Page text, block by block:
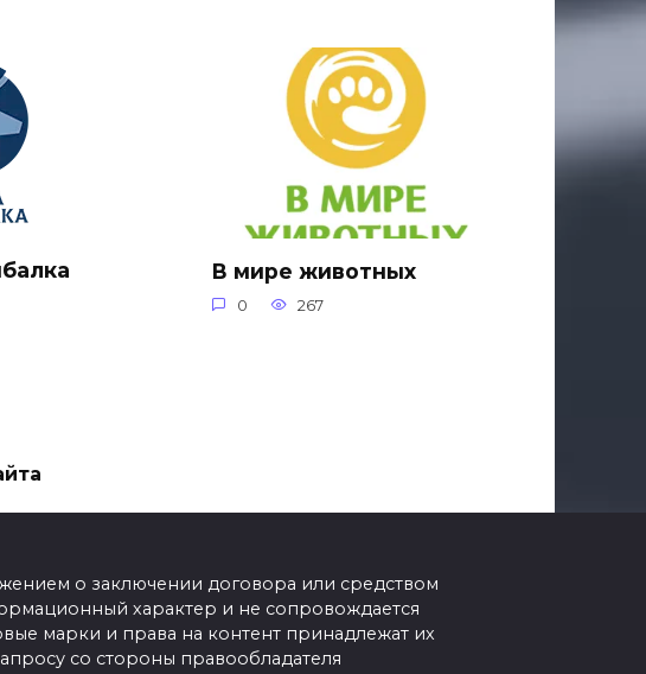
В мире животных
0 267
о заключении договора или средством
характер и не сопровождается
марки и права на контент принадлежат их
со стороны правообладателя